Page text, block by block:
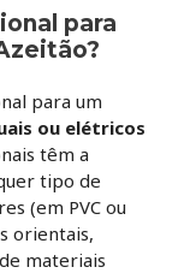
para
para um
ou elétricos
têm a
tipo de
(em PVC ou
orientais,
materiais